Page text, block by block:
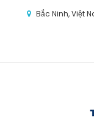
Bắc Ninh, Việt